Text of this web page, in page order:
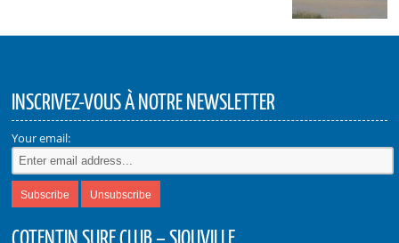
INSCRIVEZ-VOUS À NOTRE NEWSLETTER
Your email: